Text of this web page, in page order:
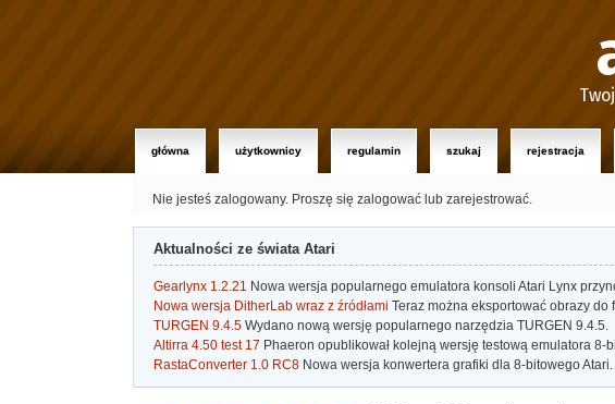
główna użytkownicy regulamin szukaj rejestracja
Nie jesteś zalogowany. Proszę się zalogować lub zarejestrować.
Aktualności ze świata Atari
Gearlynx 1.2.21 Nowa wersja popularnego emulatora konsoli Atari Lynx
Nowa wersja DitherLab wraz z źródłami Teraz można eksportować obrazy do
TURGEN 9.4.5 Wydano nową wersję popularnego narzędzia TURGEN 9.4.5.
Altirra 4.50 test 17 Phaeron opublikował kolejną wersję testową emulatora 8-
RastaConverter 1.0 RC8 Nowa wersja konwertera grafiki dla 8-bitowego Atari.